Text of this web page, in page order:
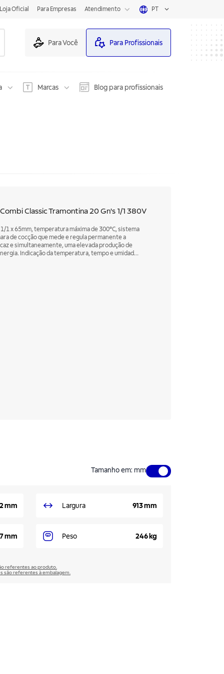
Loja Oficial Para Empresas Atendimento PT
Para Você Para Profissionais
Marcas Blog para profissionais
Classic Tramontina 20 Gn's 1/1 380V
1 x 65mm, temperatura máxima de 300°C, sistema
de cocção que mede e regula permanente a
e simultaneamente, uma elevada produção de
e umidade
Tamanho em: mm
mm Largura 913 mm
mm Peso 246 kg
referentes ao produto.
são referentes à embalagem.